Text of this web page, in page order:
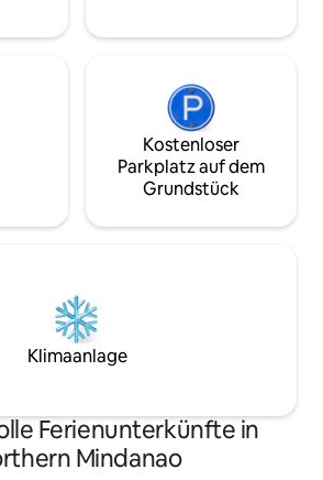
Kostenloser
Parkplatz auf dem
Grundstück
Klimaanlage
Ferienunterkünfte in
Mindanao